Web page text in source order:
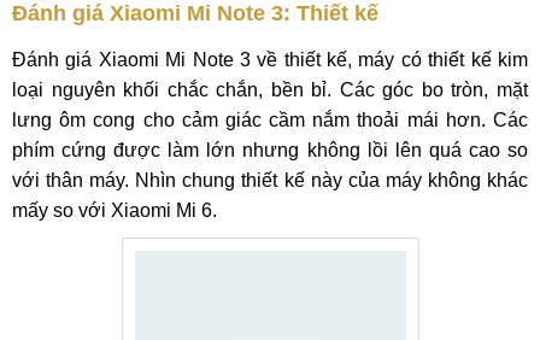
Đánh giá Xiaomi Mi Note 3: Thiết kế
Đánh giá Xiaomi Mi Note 3 về thiết kế, máy có thiết kế kim
loại nguyên khối chắc chắn, bền bỉ. Các góc bo tròn, mặt
lưng ôm cong cho cảm giác cầm nắm thoải mái hơn. Các
phím cứng được làm lớn nhưng không lồi lên quá cao so
với thân máy. Nhìn chung thiết kế này của máy không khác
mấy so với Xiaomi Mi 6.